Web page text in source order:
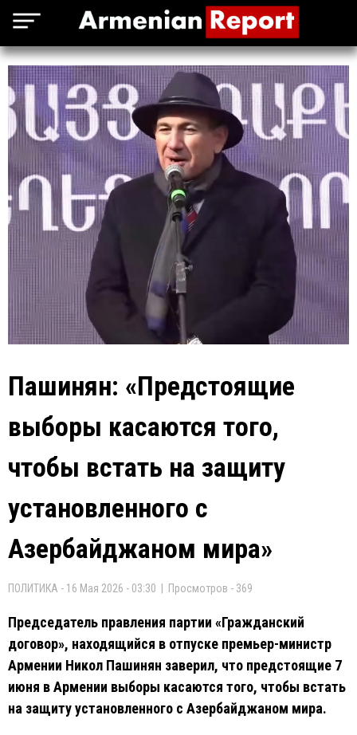
Пашинян: «Предстоящие
выборы касаются того,
чтобы встать на защиту
установленного с
Азербайджаном мира»
ПОЛИТИКА - 16 Мая 2026 - 03:30 | Просмотров - 369
Председатель правления партии «Гражданский
договор», находящийся в отпуске премьер-министр
Армении Никол Пашинян заверил, что предстоящие 7
июня в Армении выборы касаются того, чтобы встать
на защиту установленного с Азербайджаном мира.